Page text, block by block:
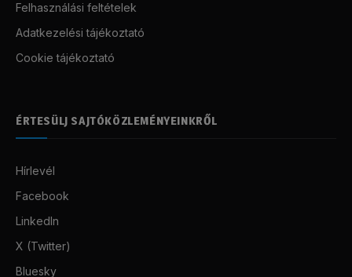
Felhasználási feltételek
Adatkezelési tájékoztató
Cookie tájékoztató
ÉRTESÜLJ SAJTÓKÖZLEMÉNYEINKRŐL
Hírlevél
Facebook
LinkedIn
X (Twitter)
Bluesky